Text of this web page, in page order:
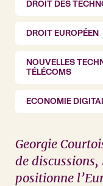
DROIT DES
DROIT EUROPÉEN
NOUVELLES
TÉLÉCOMS
ECONOMIE
Georgie
de
positionne